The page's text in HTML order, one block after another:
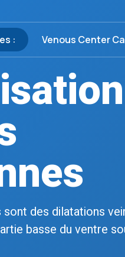
: Venous Center
des dilatations
basse du ventre